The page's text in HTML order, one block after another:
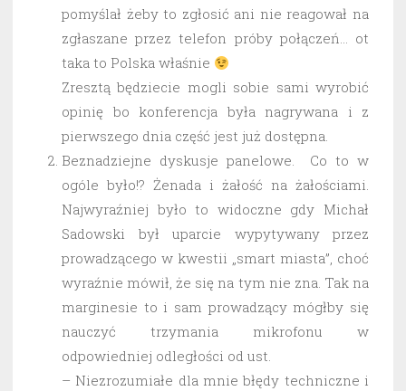
pomyślał żeby to zgłosić ani nie reagował na
zgłaszane przez telefon próby połączeń… ot
taka to Polska właśnie
Zresztą będziecie mogli sobie sami wyrobić
opinię bo konferencja była nagrywana i z
pierwszego dnia część jest już dostępna.
Beznadziejne dyskusje panelowe. Co to w
ogóle było!? Żenada i żałość na żałościami.
Najwyraźniej było to widoczne gdy Michał
Sadowski był uparcie wypytywany przez
prowadzącego w kwestii „smart miasta”, choć
wyraźnie mówił, że się na tym nie zna. Tak na
marginesie to i sam prowadzący mógłby się
nauczyć trzymania mikrofonu w
odpowiedniej odległości od ust.
– Niezrozumiałe dla mnie błędy techniczne i